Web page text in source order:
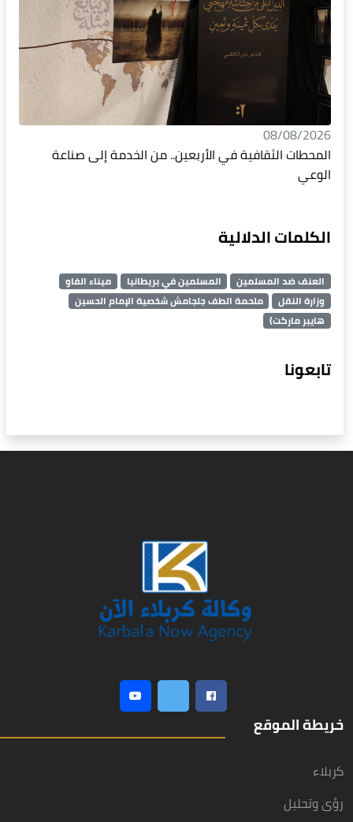
08/08/2026
المحطات الثقافية في الأربعين.. من الخدمة إلى صناعة
الوعي
الكلمات الدلالية
العنف ضد المسلمين المسلمين في بريطانيا
ميناء الفاو
وزارة النقل
ملحمة الطف جلجامش شخصية الإمام الحسين
هايبر ماركت)
تابعونا
خريطة الموقع
كربلاء
رؤى وتحليل